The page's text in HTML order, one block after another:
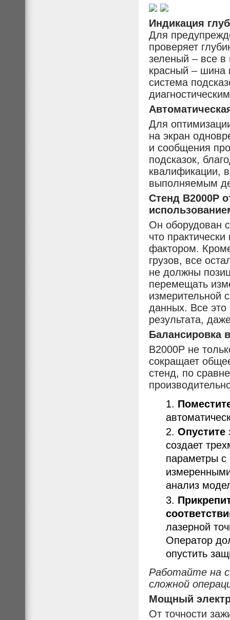
Индикация
Для
проверяет
зеленый – все в
красный – шина
система
Для
на экран
и сообщения
подсказок,
квалификации,
выполняемым
Стенд B2000P
Он оборудован
что
фактором.
грузов, все
не должны
перемещать
измерительной
данных. Все это
результата,
Балансировка
B2000P не
сокращает
стенд, по
создает
параметры
анализ
лазерной
Оператор
опустить
Работайте на
сложной
Мощный
От точности